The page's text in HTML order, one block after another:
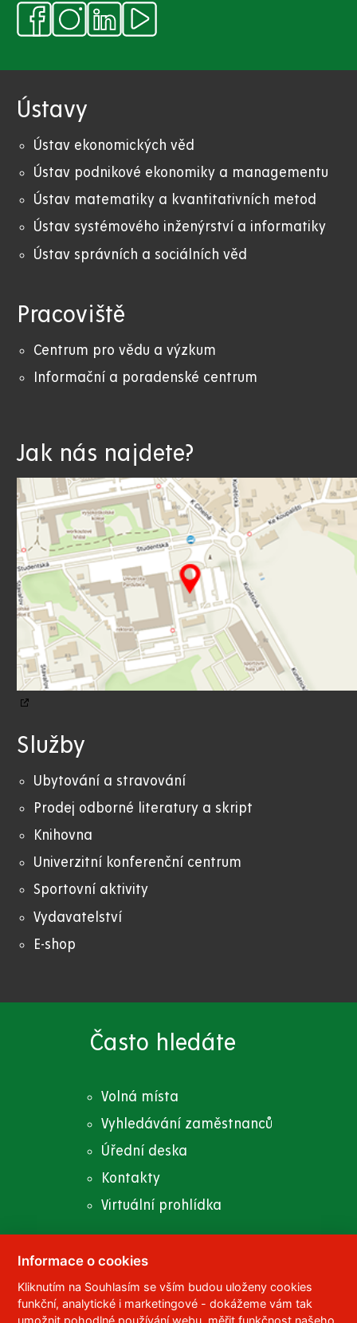
Ústavy
Ústav ekonomických věd
Ústav podnikové ekonomiky a managementu
Ústav matematiky a kvantitativních metod
Ústav systémového inženýrství a informatiky
Ústav správních a sociálních věd
Pracoviště
Centrum pro vědu a výzkum
Informační a poradenské centrum
Jak nás najdete?
Služby
Ubytování a stravování
Prodej odborné literatury a skript
Knihovna
Univerzitní konferenční centrum
Sportovní aktivity
Vydavatelství
E-shop
Často hledáte
Volná místa
Vyhledávání zaměstnanců
Úřední deska
Kontakty
Virtuální prohlídka
© 2023 Univerzita Pardubice,Studentská 95
532 10 Pardubice 2
Informace o cookies
Kliknutím na Souhlasím se vším budou uloženy cookies
funkční, analytické i marketingové - dokážeme vám tak
umožnit pohodlné používání webu, měřit funkčnost našeho